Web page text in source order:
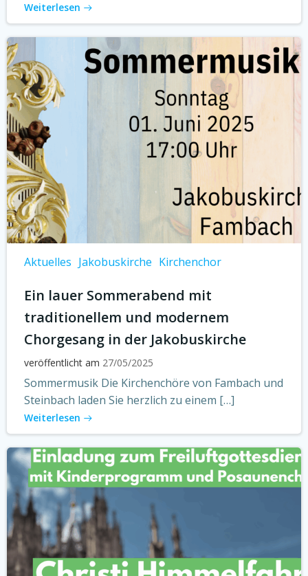
Weiterlesen
Aktuelles Jakobuskirche Kirchenchor
Ein lauer Sommerabend mit
traditionellem und modernem
Chorgesang in der Jakobuskirche
veröffentlicht am 27/05/2025
Sommermusik Die Kirchenchöre von Fambach und
Steinbach laden Sie herzlich zu einem […]
Weiterlesen